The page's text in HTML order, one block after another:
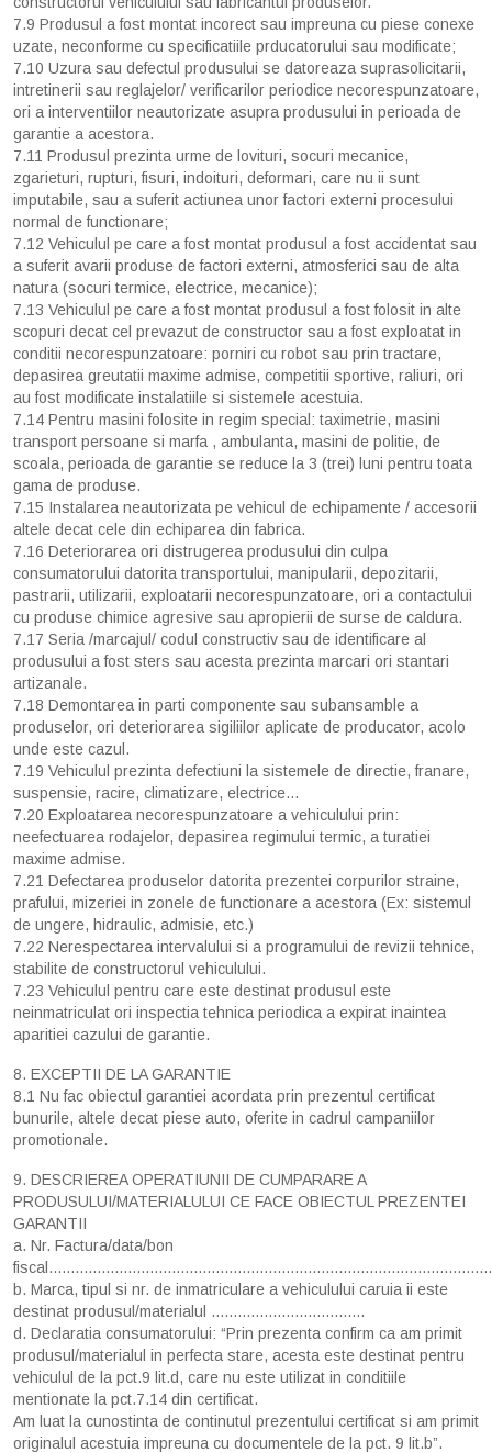
7.9 Produsul a fost montat incorect sau impreuna cu piese conexe
uzate, neconforme cu specificatiile prducatorului sau modificate;
7.10 Uzura sau defectul produsului se datoreaza suprasolicitarii,
intretinerii sau reglajelor/ verificarilor periodice necorespunzatoare,
ori a interventiilor neautorizate asupra produsului in perioada de
garantie a acestora.
7.11 Produsul prezinta urme de lovituri, socuri mecanice,
zgarieturi, rupturi, fisuri, indoituri, deformari, care nu ii sunt
imputabile, sau a suferit actiunea unor factori externi procesului
normal de functionare;
7.12 Vehiculul pe care a fost montat produsul a fost accidentat sau
a suferit avarii produse de factori externi, atmosferici sau de alta
natura (socuri termice, electrice, mecanice);
7.13 Vehiculul pe care a fost montat produsul a fost folosit in alte
scopuri decat cel prevazut de constructor sau a fost exploatat in
conditii necorespunzatoare: porniri cu robot sau prin tractare,
depasirea greutatii maxime admise, competitii sportive, raliuri, ori
au fost modificate instalatiile si sistemele acestuia.
7.14 Pentru masini folosite in regim special: taximetrie, masini
transport persoane si marfa , ambulanta, masini de politie, de
scoala, perioada de garantie se reduce la 3 (trei) luni pentru toata
gama de produse.
7.15 Instalarea neautorizata pe vehicul de echipamente / accesorii
altele decat cele din echiparea din fabrica.
7.16 Deteriorarea ori distrugerea produsului din culpa
consumatorului datorita transportului, manipularii, depozitarii,
pastrarii, utilizarii, exploatarii necorespunzatoare, ori a contactului
cu produse chimice agresive sau apropierii de surse de caldura.
7.17 Seria /marcajul/ codul constructiv sau de identificare al
produsului a fost sters sau acesta prezinta marcari ori stantari
artizanale.
7.18 Demontarea in parti componente sau subansamble a
produselor, ori deteriorarea sigiliilor aplicate de producator, acolo
unde este cazul.
7.19 Vehiculul prezinta defectiuni la sistemele de directie, franare,
suspensie, racire, climatizare, electrice...
7.20 Exploatarea necorespunzatoare a vehiculului prin:
neefectuarea rodajelor, depasirea regimului termic, a turatiei
maxime admise.
7.21 Defectarea produselor datorita prezentei corpurilor straine,
prafului, mizeriei in zonele de functionare a acestora (Ex: sistemul
de ungere, hidraulic, admisie, etc.)
7.22 Nerespectarea intervalului si a programului de revizii tehnice,
stabilite de constructorul vehiculului.
7.23 Vehiculul pentru care este destinat produsul este
neinmatriculat ori inspectia tehnica periodica a expirat inaintea
aparitiei cazului de garantie.
8. EXCEPTII DE LA GARANTIE
8.1 Nu fac obiectul garantiei acordata prin prezentul certificat
bunurile, altele decat piese auto, oferite in cadrul campaniilor
promotionale.
9. DESCRIEREA OPERATIUNII DE CUMPARARE A
PRODUSULUI/MATERIALULUI CE FACE OBIECTUL PREZENTEI
GARANTII
a. Nr. Factura/data/bon
b. Marca, tipul si nr. de inmatriculare a vehiculului caruia ii este
destinat produsul/materialul ...................................
d. Declaratia consumatorului: “Prin prezenta confirm ca am primit
produsul/materialul in perfecta stare, acesta este destinat pentru
vehiculul de la pct.9 lit.d, care nu este utilizat in conditiile
mentionate la pct.7.14 din certificat.
Am luat la cunostinta de continutul prezentului certificat si am primit
originalul acestuia impreuna cu documentele de la pct. 9 lit.b”.